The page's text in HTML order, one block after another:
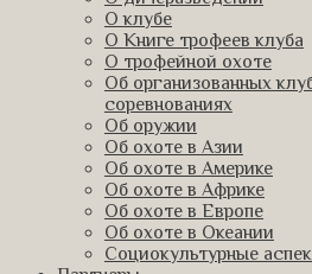
О клубе
О Книге трофеев клуба
О трофейной охоте
Об организованных
соревнованиях
Об оружии
Об охоте в Азии
Об охоте в Америке
Об охоте в Африке
Об охоте в Европе
Об охоте в Океании
Социокультурные